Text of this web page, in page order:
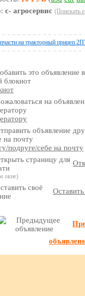
с- агросервис (Поискать
подруге/себе на почту
окне)